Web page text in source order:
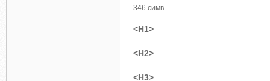
346 симв.
<H1>
<H2>
<H3>